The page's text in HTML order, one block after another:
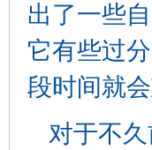
出了一些
它有些过
段时间就
对于不